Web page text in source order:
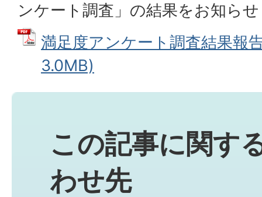
ンケート調査」の結果をお知ら
満足度アンケート調査結果報
3.0MB)
この記事に関す
わせ先